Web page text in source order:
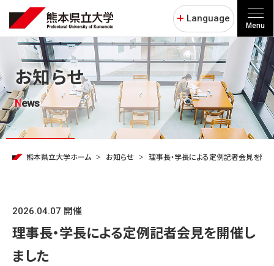
Language
Menu
お知らせ
News
熊本県立大学ホーム お知らせ 理事長・学長による定例記者会見を開
2026.04.07 開催
理事長・学長による定例記者会見を開催し
ました